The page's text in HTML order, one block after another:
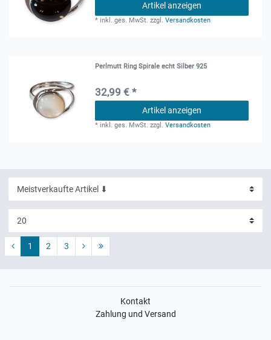
Artikel anzeigen
* inkl. ges. MwSt. zzgl.Versandkosten
Perlmutt Ring Spirale echt Silber 925
32,99 € *
Artikel anzeigen
* inkl. ges. MwSt. zzgl.Versandkosten
1 2 3
Kontakt
Zahlung und Versand